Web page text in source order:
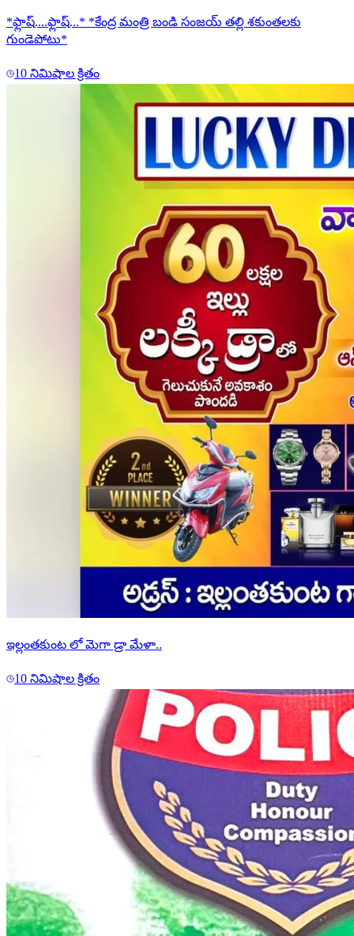
*ఫ్లాష్....ఫ్లాష్...* *కేంద్ర మంత్రి బండి సంజయ్ తల్లి శకుంతలకు
గుండెపోటు*
10 నిమిషాల క్రితం
ఇల్లంతకుంట లో మెగా డ్రా మేళా..
10 నిమిషాల క్రితం